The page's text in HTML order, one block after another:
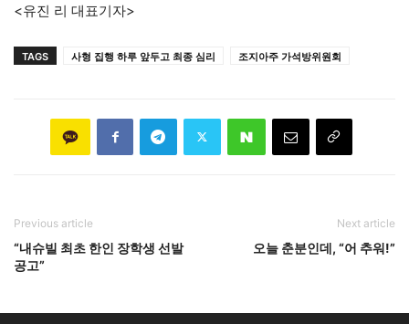
<유진 리 대표기자>
TAGS 사형 집행 하루 앞두고 최종 심리 조지아주 가석방위원회
Previous article
“내슈빌 최초 한인 장학생 선발
공고”
Next article
오늘 춘분인데, “어 추워!”